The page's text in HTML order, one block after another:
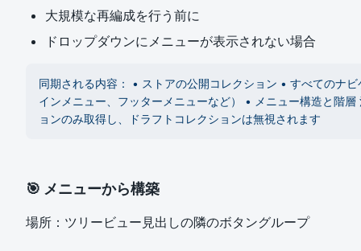
大規模な再編成を行う前に
ドロップダウンにメニューが表示されない場合
同期される内容： • ストアの公開コレクション • すべてのナ
インメニュー、フッターメニューなど） • メニュー構造と階
ョンのみ取得し、ドラフトコレクションは無視されます
🎯 メニューから構築
場所：ツリービュー見出しの隣のボタングループ